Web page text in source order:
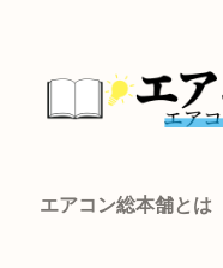
エアコン総本舗とは